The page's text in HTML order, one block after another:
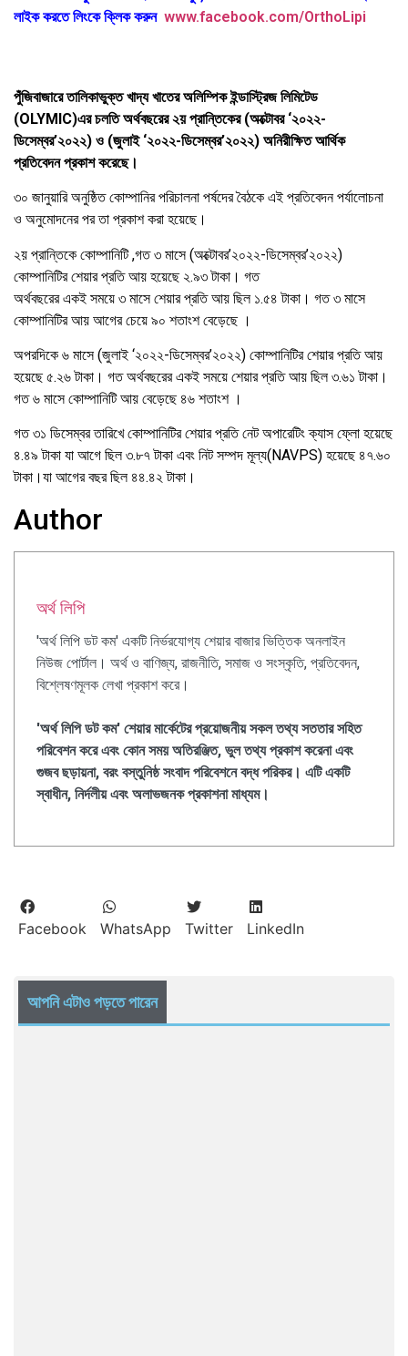
লাইক করতে লিংকে ক্লিক করুন www.facebook.com/OrthoLipi
পুঁজিবাজারে তালিকাভুক্ত খাদ্য খাতের অলিম্পিক ইন্ডাস্ট্রিজ লিমিটেড
(OLYMIC)এর চলতি অর্থবছরের ২য় প্রান্তিকের (অক্টোবর ‘২০২২-
ডিসেম্বর’২০২২) ও (জুলাই ‘২০২২-ডিসেম্বর’২০২২) অনিরীক্ষিত আর্থিক
প্রতিবেদন প্রকাশ করেছে।
৩০ জানুয়ারি অনুষ্ঠিত কোম্পানির পরিচালনা পর্ষদের বৈঠকে এই প্রতিবেদন পর্যালোচনা
ও অনুমোদনের পর তা প্রকাশ করা হয়েছে।
২য় প্রান্তিকে কোম্পানিটি ,গত ৩ মাসে (অক্টোবর’২০২২-ডিসেম্বর’২০২২)
কোম্পানিটির শেয়ার প্রতি আয় হয়েছে ২.৯৩ টাকা। গত
অর্থবছরের একই সময়ে ৩ মাসে শেয়ার প্রতি আয় ছিল ১.৫৪ টাকা। গত ৩ মাসে
কোম্পানিটির আয় আগের চেয়ে ৯০ শতাংশ বেড়েছে ।
অপরদিকে ৬ মাসে (জুলাই ‘২০২২-ডিসেম্বর’২০২২) কোম্পানিটির শেয়ার প্রতি আয়
হয়েছে ৫.২৬ টাকা। গত অর্থবছরের একই সময়ে শেয়ার প্রতি আয় ছিল ৩.৬১ টাকা।
গত ৬ মাসে কোম্পানিটি আয় বেড়েছে ৪৬ শতাংশ ।
গত ৩১ ডিসেম্বর তারিখে কোম্পানিটির শেয়ার প্রতি নেট অপারেটিং ক্যাস ফ্লো হয়েছে
৪.৪৯ টাকা যা আগে ছিল ৩.৮৭ টাকা এবং নিট সম্পদ মূল্য(NAVPS) হয়েছে ৪৭.৬০
টাকা।যা আগের বছর ছিল ৪৪.৪২ টাকা।
Author
অর্থ লিপি
'অর্থ লিপি ডট কম' একটি নির্ভরযোগ্য শেয়ার বাজার ভিত্তিক অনলাইন
নিউজ পোর্টাল। অর্থ ও বাণিজ্য, রাজনীতি, সমাজ ও সংস্কৃতি, প্রতিবেদন,
বিশ্লেষণমূলক লেখা প্রকাশ করে।
'অর্থ লিপি ডট কম' শেয়ার মার্কেটের প্রয়োজনীয় সকল তথ্য সততার সহিত
পরিবেশন করে এবং কোন সময় অতিরঞ্জিত, ভুল তথ্য প্রকাশ করেনা এবং
গুজব ছড়ায়না, বরং বস্তুনিষ্ঠ সংবাদ পরিবেশনে বদ্ধ পরিকর। এটি একটি
স্বাধীন, নির্দলীয় এবং অলাভজনক প্রকাশনা মাধ্যম।
Facebook WhatsApp Twitter LinkedIn
আপনি এটাও পড়তে পারেন